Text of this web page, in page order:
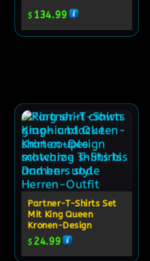
$ 134.99
Partner-T-Shirts Set
Mit King Queen
Kronen-Design
$ 24.99